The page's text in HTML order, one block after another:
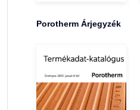
Porotherm Árjegyzék